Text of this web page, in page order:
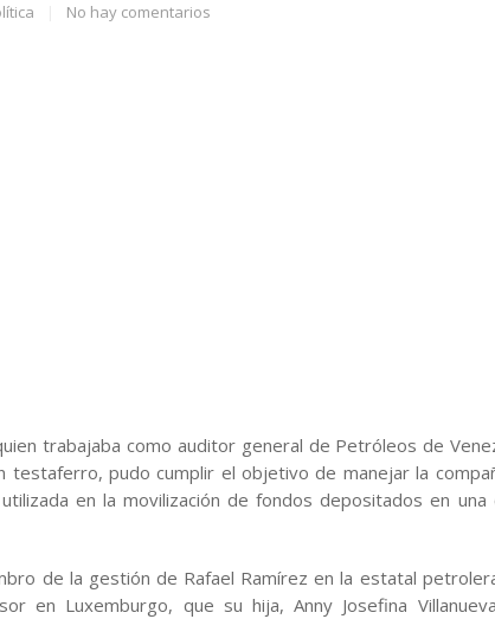
No hay comentarios
trabajaba como auditor general de Petróleos de
pudo cumplir el objetivo de manejar la
en la movilización de fondos depositados en una
de la gestión de Rafael Ramírez en la estatal
en Luxemburgo, que su hija, Anny Josefina